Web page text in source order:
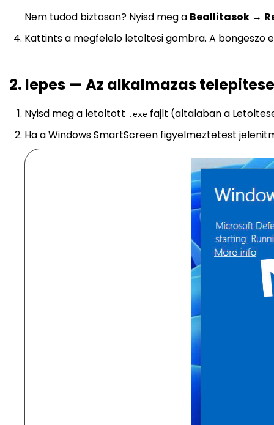
Nem tudod biztosan? Nyisd meg a Beallitasok →
Kattints a megfelelo letoltesi gombra. A bongeszo
2. lepes — Az alkalmazas telepitese
Nyisd meg a letoltott .exe fajlt (altalaban a
Ha a Windows SmartScreen figyelmeztetest